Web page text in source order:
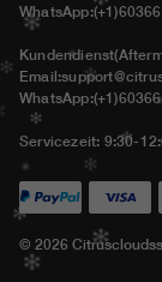
Email:
Servicezeit: 9:30-
© 2026